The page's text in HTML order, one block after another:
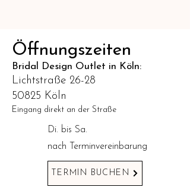
Öffnungszeiten
Bridal Design Outlet in Köln:
Lichtstraße 26-28
50825 Köln
Eingang direkt an der Straße
Di. bis Sa.
nach Terminvereinbarung
TERMIN BUCHEN